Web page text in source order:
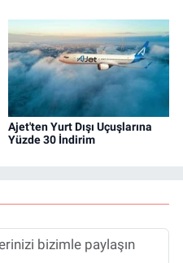
Ajet'ten Yurt Dışı Uçuşlarına
Yüzde 30 İndirim